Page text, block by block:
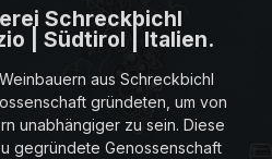
Schreckbichl
| Südtirol | Italien.
aus Schreckbichl
gründeten, um von
unabhängiger zu sein. Diese
gegründete Genossenschaft